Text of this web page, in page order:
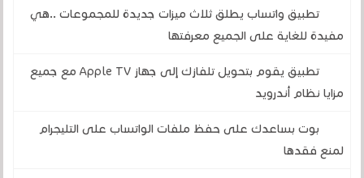
تطبيق واتساب يطلق ثلاث ميزات جديدة للمجموعات ..هي
مفيدة للغاية على الجميع معرفتها
تطبيق يقوم بتحويل تلفازك إلى جهاز Apple TV مع جميع
مزايا نظام أندرويد
بوت بساعدك على حفظ ملفات الواتساب على التليجرام
لمنع فقدها